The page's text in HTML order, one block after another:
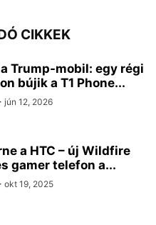
CIKKEK
Trump-mobil: egy régi
bújik a T1 Phone...
jún 12, 2026
a HTC – új Wildfire
gamer telefon a...
okt 19, 2025